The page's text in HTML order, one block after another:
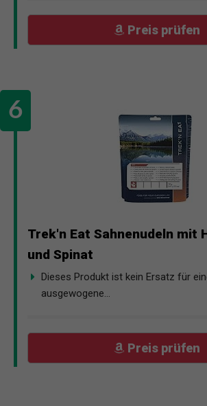
Preis prüfen
Trek'n Eat Sahnenudeln mit
und Spinat
Dieses Produkt ist kein Ersatz für
ausgewogene...
Preis prüfen